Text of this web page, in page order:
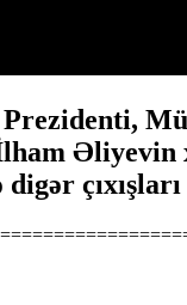
Əliyevin
çıxışları